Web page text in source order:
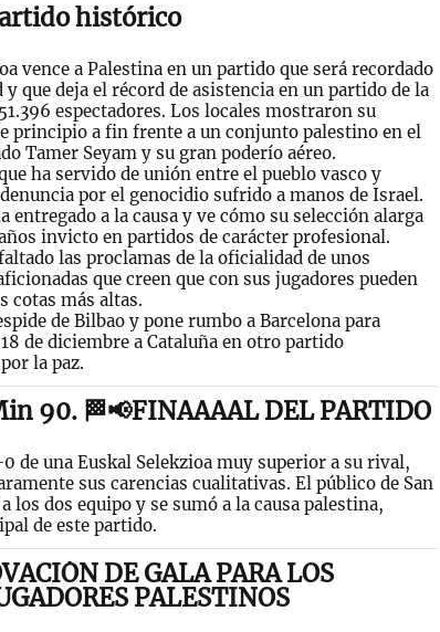
histórico
vence a Palestina en un partido que será recordado
y que deja el récord de asistencia en un partido de la
espectadores. Los locales mostraron su
principio a fin frente a un conjunto palestino en el
Tamer Seyam y su gran poderío aéreo.
ha servido de unión entre el pueblo vasco y
por el genocidio sufrido a manos de Israel.
entregado a la causa y ve cómo su selección alarga
invicto en partidos de carácter profesional.
las proclamas de la oficialidad de unos
que creen que con sus jugadores pueden
cotas más altas.
de Bilbao y pone rumbo a Barcelona para
de diciembre a Cataluña en otro partido
la paz.
90. 🏁📢FINAAAAL DEL PARTIDO
de una Euskal Selekzioa muy superior a su rival,
sus carencias cualitativas. El público de San
los dos equipo y se sumó a la causa palestina,
de este partido.
DE GALA PARA LOS
PALESTINOS